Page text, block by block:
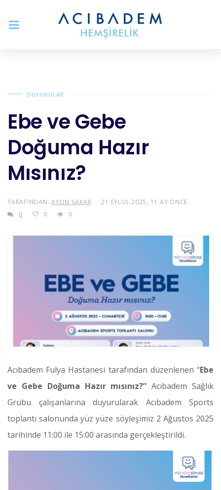
DUYURULAR
Ebe ve Gebe
Doğuma Hazır
Mısınız?
TARAFINDAN: AYLIN ŞAKAR
21 EYLÜL 2025, 11 AY ÖNCE
0
0 0
Acıbadem Fulya Hastanesi tarafından düzenlenen “Ebe
ve Gebe Doğuma Hazır mısınız?” Acıbadem Sağlık
Grubu çalışanlarına duyurularak Acıbadem Sports
toplantı salonunda yüz yüze söyleşimiz 2 Ağustos 2025
tarihinde 11:00 ile 15:00 arasında gerçekleştirildi.